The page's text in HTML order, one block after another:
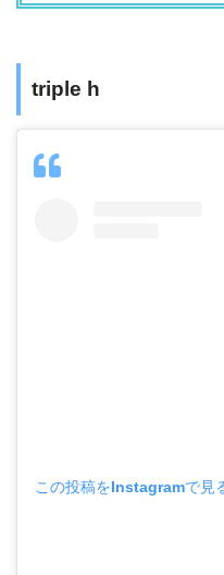
triple h
この投稿をInstagramで見